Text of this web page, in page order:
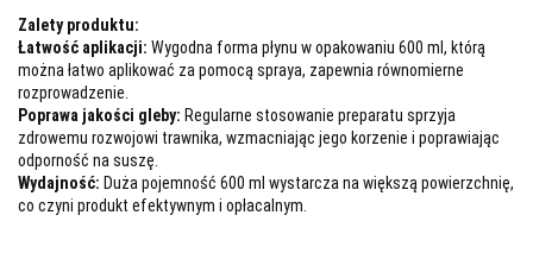
Zalety produktu:
Łatwość aplikacji: Wygodna forma płynu w opakowaniu 600 ml, którą
można łatwo aplikować za pomocą spraya, zapewnia równomierne
rozprowadzenie.
Poprawa jakości gleby: Regularne stosowanie preparatu sprzyja
zdrowemu rozwojowi trawnika, wzmacniając jego korzenie i poprawiając
odporność na suszę.
Wydajność: Duża pojemność 600 ml wystarcza na większą powierzchnię,
co czyni produkt efektywnym i opłacalnym.